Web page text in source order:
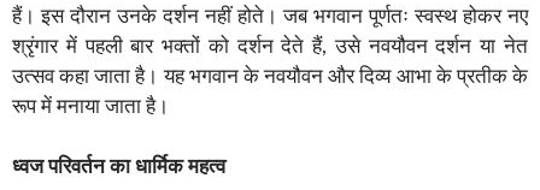
हैं। इस दौरान उनके दर्शन नहीं होते। जब भगवान पूर्णतः स्वस्थ होकर नए
श्रृंगार में पहली बार भक्तों को दर्शन देते हैं, उसे नवयौवन दर्शन या नेत
उत्सव कहा जाता है। यह भगवान के नवयौवन और दिव्य आभा के प्रतीक के
रूप में मनाया जाता है।
ध्वज परिवर्तन का धार्मिक महत्व